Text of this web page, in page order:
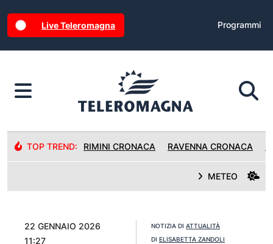
Live Teleromagna Programmi
TOP TREND: RIMINI CRONACA RAVENNA CRONACA
METEO
22 GENNAIO 2026
11:27
NOTIZIA DI ATTUALITÀ
DI ELISABETTA ZANDOLI